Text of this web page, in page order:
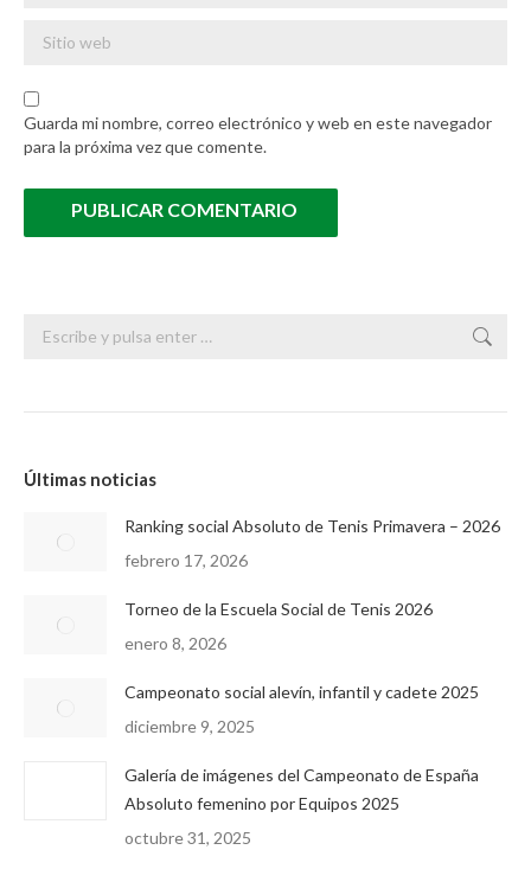
Guarda mi nombre, correo electrónico y web en este navegador
para la próxima vez que comente.
PUBLICAR COMENTARIO
Buscar:
Últimas noticias
Ranking social Absoluto de Tenis Primavera – 2026
febrero 17, 2026
Torneo de la Escuela Social de Tenis 2026
enero 8, 2026
Campeonato social alevín, infantil y cadete 2025
diciembre 9, 2025
Galería de imágenes del Campeonato de España
Absoluto femenino por Equipos 2025
octubre 31, 2025